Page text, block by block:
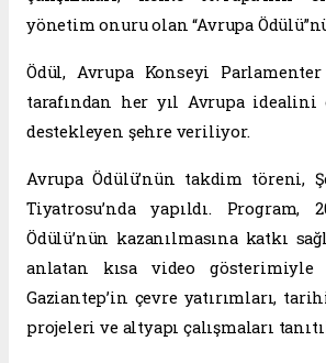
yönetim onuru olan “Avrupa
Ödül, Avrupa Konseyi
tarafından her yıl Avrupa
destekleyen şehre veriliyor.
Avrupa Ödülü’nün takdim töreni,
Tiyatrosu’nda yapıldı. Program,
Ödülü’nün kazanılmasına katkı
anlatan kısa video gösterimiyle
Gaziantep’in çevre yatırımları,
projeleri ve altyapı çalışmaları